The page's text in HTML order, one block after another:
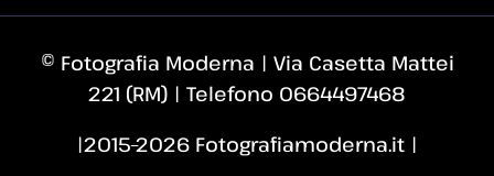
© Fotografia Moderna | Via Casetta Mattei
221 (RM) | Telefono 0664497468
|2015–2026 Fotografiamoderna.it |